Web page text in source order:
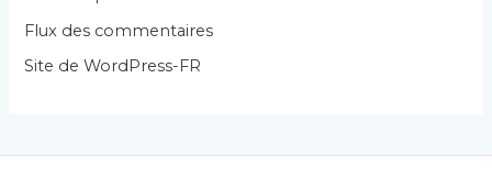
e
Flux des commentaires
Site de WordPress-FR